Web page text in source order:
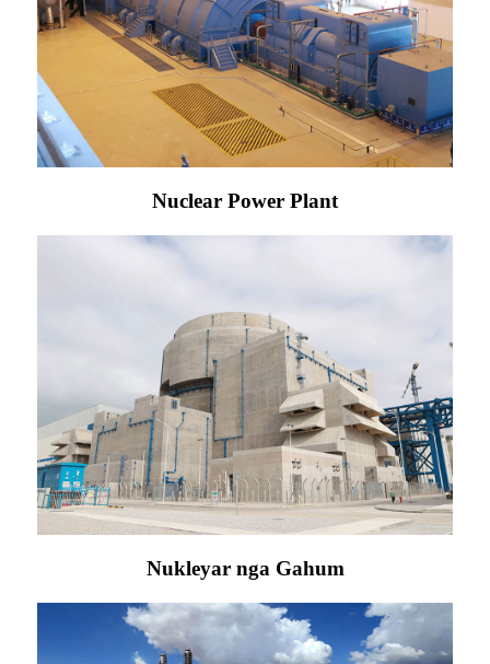
Nuclear Power Plant
Nukleyar nga Gahum